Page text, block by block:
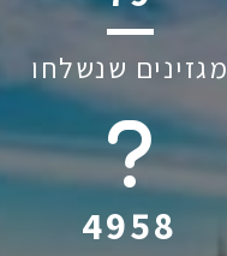
מגזינים שנשלחו
6045